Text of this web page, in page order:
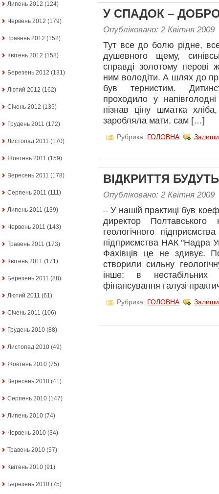
Липень 2012 (124)
Червень 2012 (179)
Травень 2012 (152)
Квітень 2012 (158)
Березень 2012 (131)
Лютий 2012 (162)
Січень 2012 (135)
Грудень 2011 (172)
Листопад 2011 (170)
Жовтень 2011 (159)
Вересень 2011 (178)
Серпень 2011 (111)
Липень 2011 (139)
Червень 2011 (143)
Травень 2011 (173)
Квітень 2011 (171)
Березень 2011 (88)
Лютий 2011 (61)
Січень 2011 (106)
Грудень 2010 (88)
Листопад 2010 (49)
Жовтень 2010 (75)
Вересень 2010 (41)
Серпень 2010 (147)
Липень 2010 (74)
Червень 2010 (34)
Травень 2010 (57)
Квітень 2010 (91)
Березень 2010 (75)
У СПАДОК –
Опубліковано: 2 Квітня 2009
Тут все до болю рідне,
душевного щему,
справді золотому перові
ним володіти. А шлях до
був тернистим.
проходило у
пізнав ціну шматка
заробляла мати, сам […]
Рубрика: ГОЛОВНА
ВІДКРИТТЯ
Опубліковано: 2 Квітня 2009
– У нашій практиці був
директор Полтавського
геологічного
підприємства НАК "Надра
Фахівців це не здивує.
створили сильну
інше: в нестабільних
фінансування галузі
Рубрика: ГОЛОВНА